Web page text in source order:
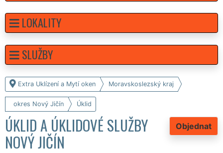
Extra Uklízení a Mytí oken Moravskoslezský kraj
okres Nový Jičín Úklid
Objednat
ÚKLID A ÚKLIDOVÉ SLUŽBY
NOVÝ JIČÍN
LOKALITY
SLUŽBY